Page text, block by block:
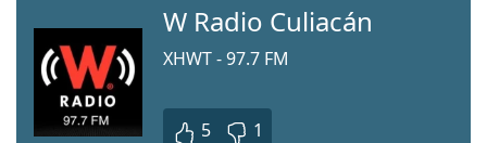
W Radio Culiacán
XHWT - 97.7 FM
5 1